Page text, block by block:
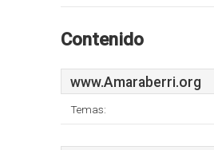
Contenido
www.Amaraberri.org
Temas: